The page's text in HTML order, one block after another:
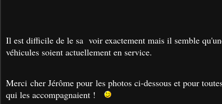
Il est difficile de le sa voir exactement mais il semble
véhicules soient actuellement en service.
Merci cher Jérôme pour les photos ci-dessous et pour
qui les accompagnaient !